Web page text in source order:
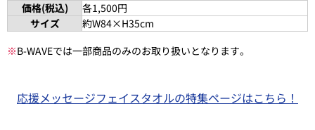
価格(税込)
各1,500円
サイズ
約W84×H35cm
※B-WAVEでは一部商品のみのお取り扱いとなります。
応援メッセージフェイスタオルの特集ページはこちら！